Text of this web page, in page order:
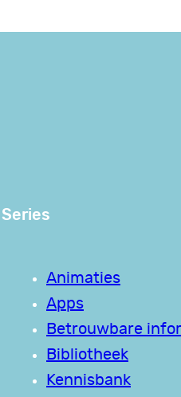
Series
Animaties
Apps
Betrouwbare
Bibliotheek
Kennisbank